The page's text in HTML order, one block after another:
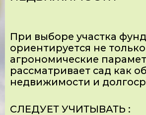
Следует учесть и характеристики
участка, которые должны
соответствовать выбранной бизнес-
модели:
кому и как вы планируете
ФУНДУКОВОГО САДА